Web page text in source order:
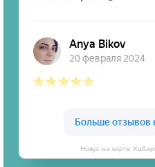
Новус на карте